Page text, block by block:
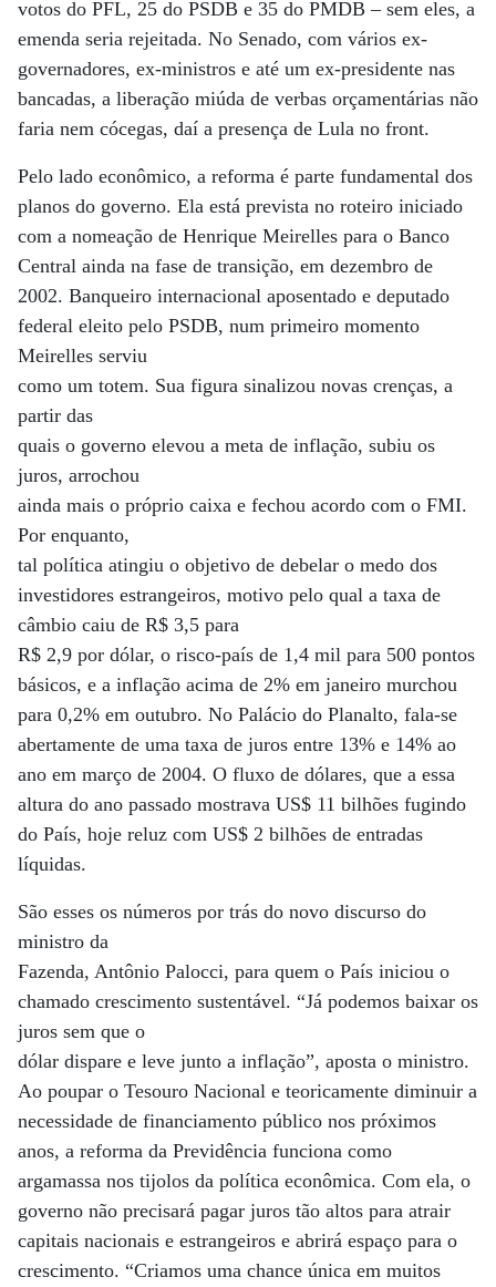
votos do PFL, 25 do PSDB e 35 do PMDB – sem eles, a
emenda seria rejeitada. No Senado, com vários ex-
governadores, ex-ministros e até um ex-presidente nas
bancadas, a liberação miúda de verbas orçamentárias não
faria nem cócegas, daí a presença de Lula no front.
Pelo lado econômico, a reforma é parte fundamental dos
planos do governo. Ela está prevista no roteiro iniciado
com a nomeação de Henrique Meirelles para o Banco
Central ainda na fase de transição, em dezembro de
2002. Banqueiro internacional aposentado e deputado
federal eleito pelo PSDB, num primeiro momento
Meirelles serviu
como um totem. Sua figura sinalizou novas crenças, a
partir das
quais o governo elevou a meta de inflação, subiu os
juros, arrochou
ainda mais o próprio caixa e fechou acordo com o FMI.
Por enquanto,
tal política atingiu o objetivo de debelar o medo dos
investidores estrangeiros, motivo pelo qual a taxa de
câmbio caiu de R$ 3,5 para
R$ 2,9 por dólar, o risco-país de 1,4 mil para 500 pontos
básicos, e a inflação acima de 2% em janeiro murchou
para 0,2% em outubro. No Palácio do Planalto, fala-se
abertamente de uma taxa de juros entre 13% e 14% ao
ano em março de 2004. O fluxo de dólares, que a essa
altura do ano passado mostrava US$ 11 bilhões fugindo
do País, hoje reluz com US$ 2 bilhões de entradas
líquidas.
São esses os números por trás do novo discurso do
ministro da
Fazenda, Antônio Palocci, para quem o País iniciou o
chamado crescimento sustentável. “Já podemos baixar os
juros sem que o
dólar dispare e leve junto a inflação”, aposta o ministro.
Ao poupar o Tesouro Nacional e teoricamente diminuir a
necessidade de financiamento público nos próximos
anos, a reforma da Previdência funciona como
argamassa nos tijolos da política econômica. Com ela, o
governo não precisará pagar juros tão altos para atrair
capitais nacionais e estrangeiros e abrirá espaço para o
crescimento. “Criamos uma chance única em muitos